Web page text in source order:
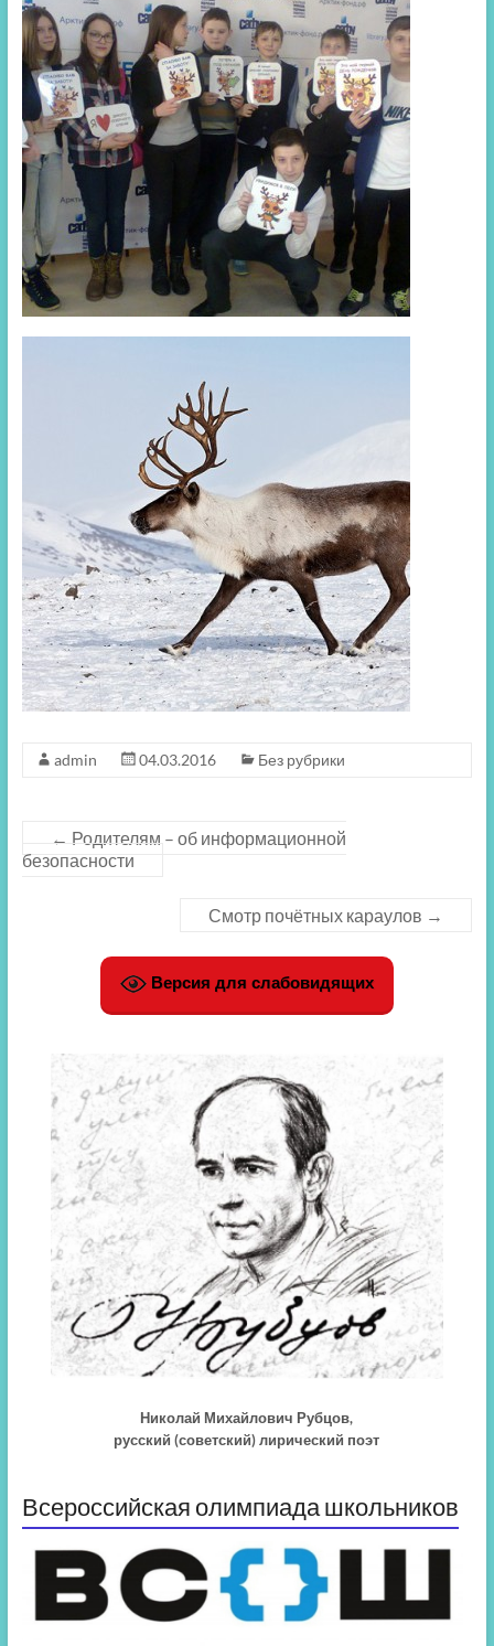
admin 04.03.2016 Без рубрики
← Родителям – об информационной
безопасности
Смотр почётных караулов →
Версия для слабовидящих
Николай Михайлович Рубцов,
русский (советский) лирический поэт
Всероссийская олимпиада школьников